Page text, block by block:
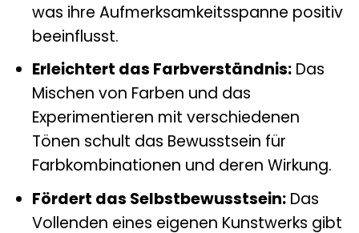
was ihre Aufmerksamkeitsspanne positiv
beeinflusst.
Erleichtert das Farbverständnis:Das
Mischen von Farben und das
Experimentieren mit verschiedenen
Tönen schult das Bewusstsein für
Farbkombinationen und deren Wirkung.
Fördert das Selbstbewusstsein:Das
Vollenden eines eigenen Kunstwerks gibt